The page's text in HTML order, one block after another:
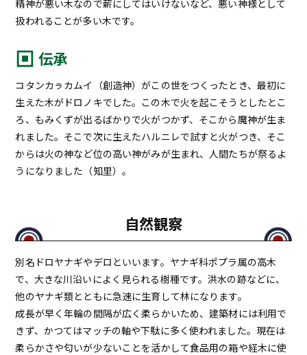
精神が悪い木なので薪にしてはいけないなど、悪い神様として
扱われることが多い木です。
伝承
コタンカㇻカムイ（創造神）がこの世をつくったとき、最初に
生えた木がドロノキでした。この木で火を起こそうとしたとこ
ろ、もみくずが出るばかりで火がつかず、そこから魔神が生ま
れました。そこで次に生えたハルニレで試すと火がつき、そこ
からは火の神など位の高い神がみが生まれ、人間たちが祭るよ
うになりました（知里）。
自然観察
別名ドロヤナギやデロといいます。ヤナギ科ポプラ属の高木
で、大きな川沿いによく見られる樹種です。洪水の跡などに、
他のヤナギ類とともに急速に生育して林になります。
成長が早く年輪の間隔が広く柔らかいため、建築材には利用で
きず、かつてはマッチの軸や下駄に多く使われました。現在は
柔らかさや匂いが少ないことを活かして食品用の箱や経木に使